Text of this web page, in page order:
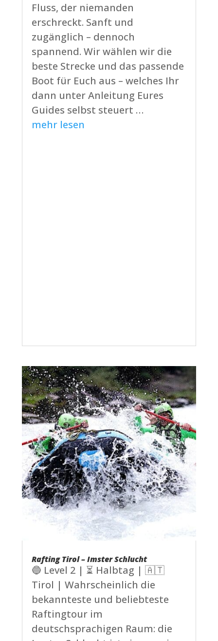
Fluss, der niemanden
erschreckt. Sanft und
zugänglich – dennoch
spannend. Wir wählen wir die
beste Strecke und das passende
Boot für Euch aus – welches Ihr
dann unter Anleitung Eures
Guides selbst steuert …
mehr lesen
Rafting Tirol – Imster Schlucht
🔵 Level 2 | ⏳ Halbtag | 🇦🇹
Tirol | Wahrscheinlich die
bekannteste und beliebteste
Raftingtour im
deutschsprachigen Raum: die